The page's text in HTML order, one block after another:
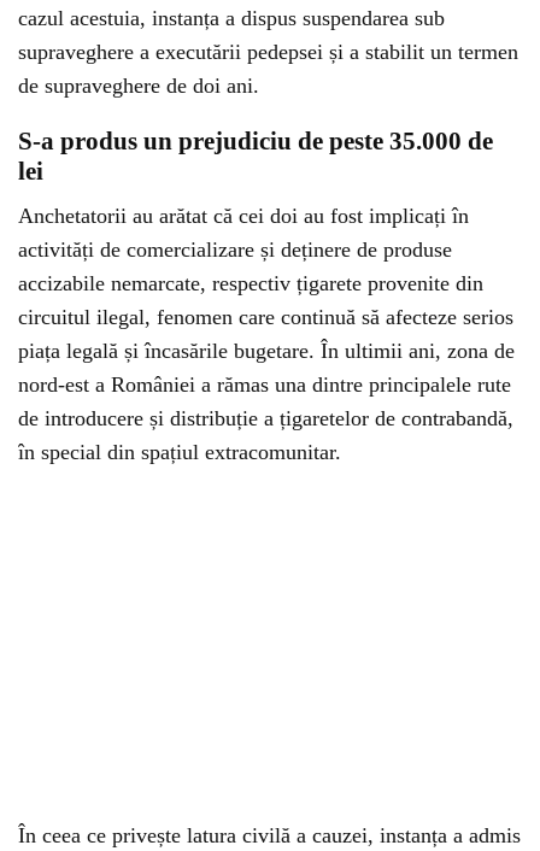
cazul acestuia, instanța a dispus suspendarea sub
supraveghere a executării pedepsei și a stabilit un termen
de supraveghere de doi ani.
S-a produs un prejudiciu de peste 35.000 de
lei
Anchetatorii au arătat că cei doi au fost implicați în
activități de comercializare și deținere de produse
accizabile nemarcate, respectiv țigarete provenite din
circuitul ilegal, fenomen care continuă să afecteze serios
piața legală și încasările bugetare. În ultimii ani, zona de
nord-est a României a rămas una dintre principalele rute
de introducere și distribuție a țigaretelor de contrabandă,
în special din spațiul extracomunitar.
În ceea ce privește latura civilă a cauzei, instanța a admis